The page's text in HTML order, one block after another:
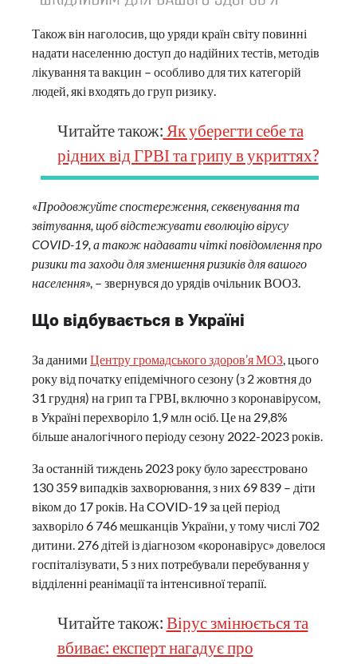
Також він наголосив, що уряди країн світу повинні
надати населенню доступ до надійних тестів, методів
лікування та вакцин – особливо для тих категорій
людей, які входять до груп ризику.
Читайте також: Як уберегти себе та
рідних від ГРВІ та грипу в укриттях?
«Продовжуйте спостереження, секвенування та
звітування, щоб відстежувати еволюцію вірусу
COVID-19, а також надавати чіткі повідомлення про
ризики та заходи для зменшення ризиків для вашого
населення», – звернувся до урядів очільник ВООЗ.
Що відбувається в Україні
За даними Центру громадського здоров’я МОЗ, цього
року від початку епідемічного сезону (з 2 жовтня до
31 грудня) на грип та ГРВІ, включно з коронавірусом,
в Україні перехворіло 1,9 млн осіб. Це на 29,8%
більше аналогічного періоду сезону 2022-2023 років.
За останній тиждень 2023 року було зареєстровано
130 359 випадків захворювання, з них 69 839 – діти
віком до 17 років. На COVID-19 за цей період
захворіло 6 746 мешканців України, у тому числі 702
дитини. 276 дітей із діагнозом «коронавірус» довелося
госпіталізувати, 5 з них потребували перебування у
відділенні реанімації та інтенсивної терапії.
Читайте також: Вірус змінюється та
вбиває: експерт нагадує про